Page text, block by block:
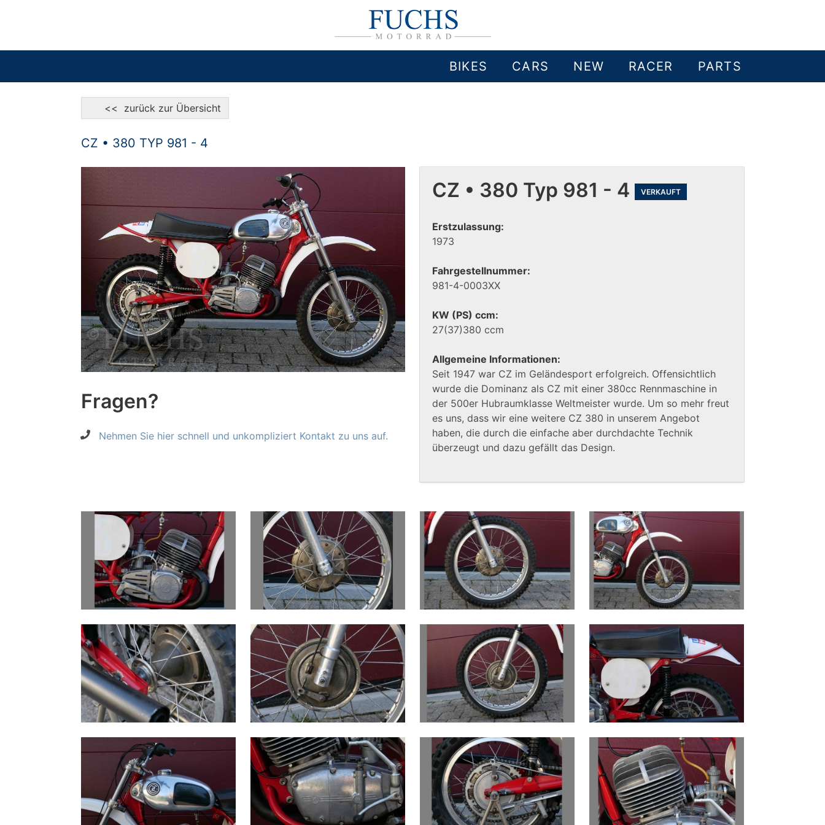
BIKES CARS NEW RACER PARTS
<< zurück zur Übersicht
CZ • 380 TYP 981 - 4
Fragen?
Nehmen Sie hier schnell und unkompliziert Kontakt zu uns auf.
CZ • 380 Typ 981 - 4 VERKAUFT
Erstzulassung:
1973
Fahrgestellnummer:
981-4-0003XX
KW (PS) ccm:
27(37)380 ccm
Allgemeine Informationen:
Seit 1947 war CZ im Geländesport erfolgreich. Offensichtlich
wurde die Dominanz als CZ mit einer 380cc Rennmaschine in
der 500er Hubraumklasse Weltmeister wurde. Um so mehr freut
es uns, dass wir eine weitere CZ 380 in unserem Angebot
haben, die durch die einfache aber durchdachte Technik
überzeugt und dazu gefällt das Design.